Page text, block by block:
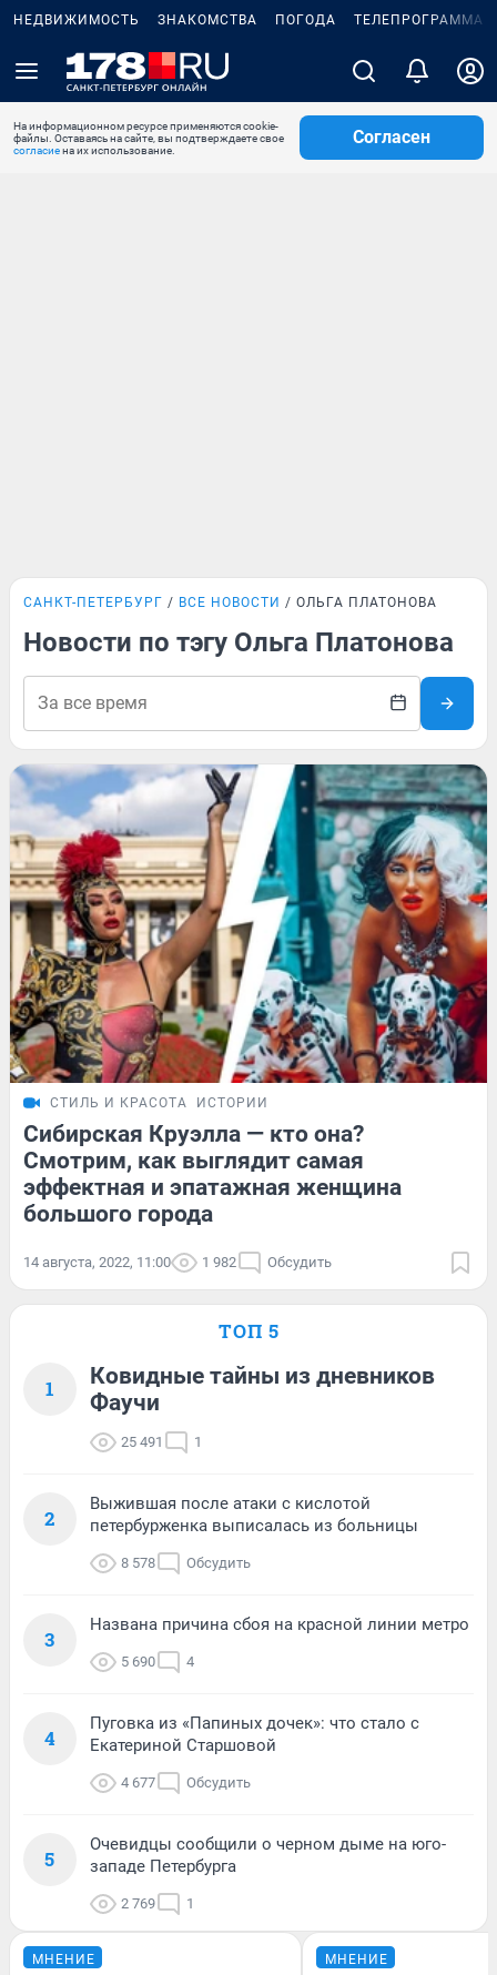
НЕДВИЖИМОСТЬ ЗНАКОМСТВА ПОГОДА ТЕЛЕПРОГРАММА
На информационном ресурсе применяются cookie-
файлы. Оставаясь на сайте, вы подтверждаете свое
согласиена их использование.
Согласен
САНКТ-ПЕТЕРБУРГ ВСЕ НОВОСТИ ОЛЬГА ПЛАТОНОВА
Новости по тэгу Ольга Платонова
СТИЛЬ И КРАСОТА ИСТОРИИ
Сибирская Круэлла — кто она?
Смотрим, как выглядит самая
эффектная и эпатажная женщина
большого города
14 августа, 2022, 11:00 1 982 Обсудить
ТОП 5
1
Ковидные тайны из дневников
Фаучи
25 491 1
2
Выжившая после атаки с кислотой
петербурженка выписалась из больницы
8 578 Обсудить
3
Названа причина сбоя на красной линии метро
5 690 4
4
Пуговка из «Папиных дочек»: что стало с
Екатериной Старшовой
4 677 Обсудить
5
Очевидцы сообщили о черном дыме на юго-
западе Петербурга
2 769 1
МНЕНИЕ МНЕНИЕ